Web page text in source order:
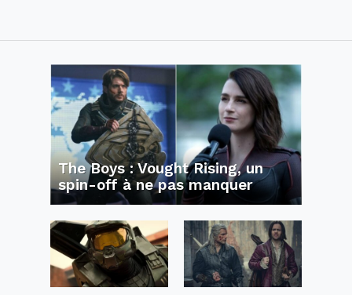
The Boys : Vought Rising, un
spin-off à ne pas manquer